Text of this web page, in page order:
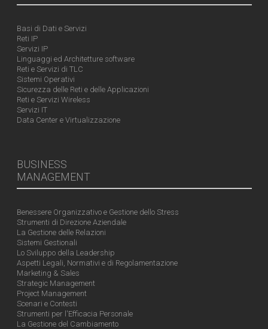
Basi di Dati e Servizi
Reti IP
Servizi IP
Linguaggi ed Architetture software
Reti e Servizi di TLC
Sistemi Operativi
Sicurezza delle Reti e delle Applicazioni
Reti e Servizi Wireless
Servizi IT
Data Center e Virtualizzazione
BUSINESS
MANAGEMENT
Benessere Organizzativo e Gestione dello Stress
Strumenti di Direzione Aziendale
La Gestione delle Relazioni
Sistemi Gestionali
Lo Sviluppo della Leadership
Aspetti Legali, Normativi e di Regolamentazione
Marketing & Sales
Strategic Management
Project Management
Scenari e Contesti
Strumenti per l'Efficacia Personale
La Gestione del Cambiamento